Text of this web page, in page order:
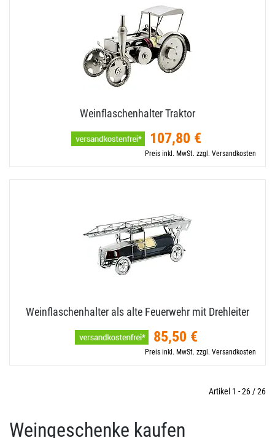
Weinflaschenhalter Traktor
107,80 €
Preis inkl. MwSt. zzgl. Versandkosten
Weinflaschenhalter als alte Feuerwehr mit Drehleiter
85,50 €
Preis inkl. MwSt. zzgl. Versandkosten
Artikel 1 - 26 / 26
Weingeschenke kaufen